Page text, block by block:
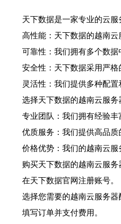
天下数据是一家专业的云
高性能：天下数据的越南
可靠性：我们拥有多个数据
安全性：天下数据采用严格
灵活性：我们提供多种配置
选择天下数据的越南云服务
专业团队：我们拥有经验丰
优质服务：我们提供高品质
价格优势：我们的越南云服
购买天下数据的越南云服务
在天下数据官网注册账号。
选择您需要的越南云服务器
填写订单并支付费用。